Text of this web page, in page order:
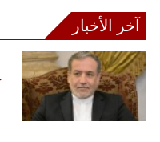
آخر الأخبار